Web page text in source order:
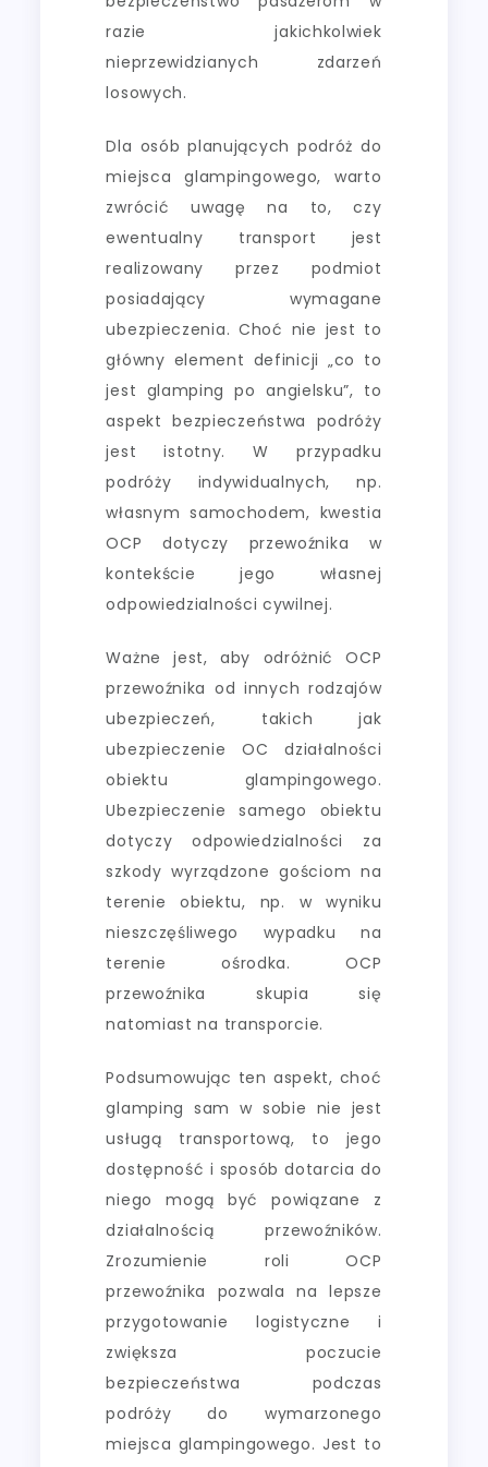
razie jakichkolwiek
nieprzewidzianych zdarzeń
losowych.
Dla osób planujących podróż do
miejsca glampingowego, warto
zwrócić uwagę na to, czy
ewentualny transport jest
realizowany przez podmiot
posiadający wymagane
ubezpieczenia. Choć nie jest to
główny element definicji „co to
jest glamping po angielsku”, to
aspekt bezpieczeństwa podróży
jest istotny. W przypadku
podróży indywidualnych, np.
własnym samochodem, kwestia
OCP dotyczy przewoźnika w
kontekście jego własnej
odpowiedzialności cywilnej.
Ważne jest, aby odróżnić OCP
przewoźnika od innych rodzajów
ubezpieczeń, takich jak
ubezpieczenie OC działalności
obiektu glampingowego.
Ubezpieczenie samego obiektu
dotyczy odpowiedzialności za
szkody wyrządzone gościom na
terenie obiektu, np. w wyniku
nieszczęśliwego wypadku na
terenie ośrodka. OCP
przewoźnika skupia się
natomiast na transporcie.
Podsumowując ten aspekt, choć
glamping sam w sobie nie jest
usługą transportową, to jego
dostępność i sposób dotarcia do
niego mogą być powiązane z
działalnością przewoźników.
Zrozumienie roli OCP
przewoźnika pozwala na lepsze
przygotowanie logistyczne i
zwiększa poczucie
bezpieczeństwa podczas
podróży do wymarzonego
miejsca glampingowego. Jest to